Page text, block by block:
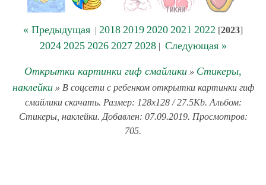
« Предыдущая | 2018 2019 2020 2021 2022 [2023]
2024 2025 2026 2027 2028| Следующая »
Открытки картинки гиф смайлики » Стикеры,
наклейки» В соцсети с ребенком открытки картинки гиф
смайлики скачать. Размер: 128x128 / 27.5Kb. Альбом:
Стикеры, наклейки. Добавлен: 07.09.2019. Просмотров:
705.